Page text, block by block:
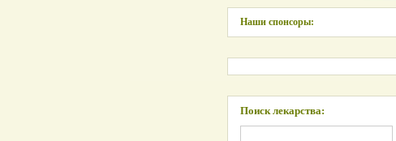
Наши спонсоры:
Поиск лекарства: